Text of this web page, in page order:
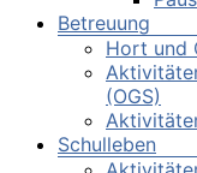
Betreuung
Hort und
(OGS)
Schulleben